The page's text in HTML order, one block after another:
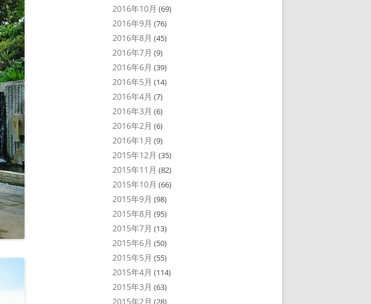
2016年10月 (69)
2016年9月 (76)
2016年8月 (45)
2016年7月 (9)
2016年6月 (39)
2016年5月 (14)
2016年4月 (7)
2016年3月 (6)
2016年2月 (6)
2016年1月 (9)
2015年12月 (35)
2015年11月 (82)
2015年10月 (66)
2015年9月 (98)
2015年8月 (95)
2015年7月 (13)
2015年6月 (50)
2015年5月 (55)
2015年4月 (114)
2015年3月 (63)
2015年2月 (28)